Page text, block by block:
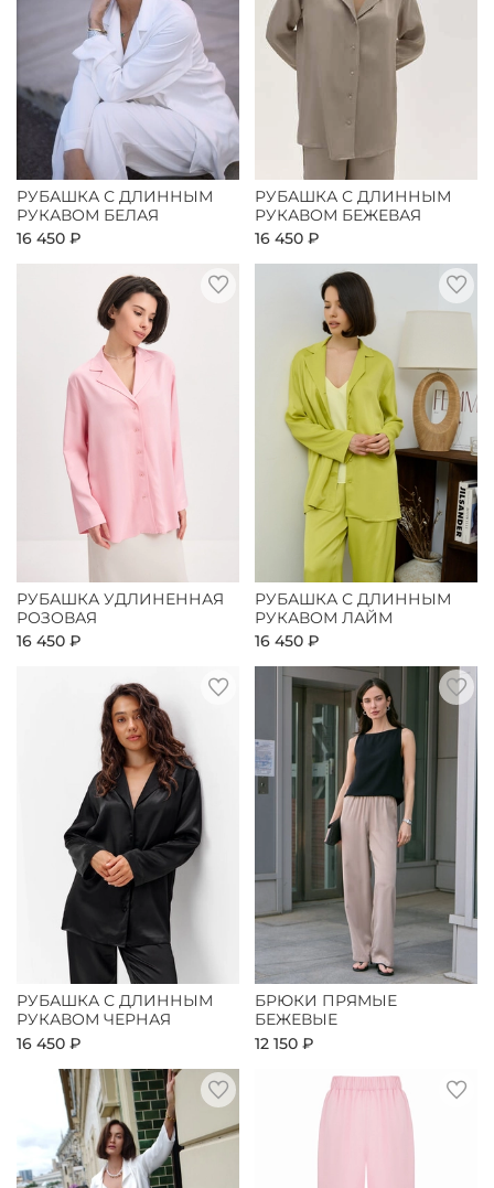
РУБАШКА С ДЛИННЫМ
РУКАВОМ БЕЛАЯ
16 450 ₽
РУБАШКА С ДЛИННЫМ
РУКАВОМ БЕЖЕВАЯ
16 450 ₽
РУБАШКА УДЛИНЕННАЯ
РОЗОВАЯ
16 450 ₽
РУБАШКА С ДЛИННЫМ
РУКАВОМ ЛАЙМ
16 450 ₽
РУБАШКА С ДЛИННЫМ
РУКАВОМ ЧЕРНАЯ
16 450 ₽
БРЮКИ ПРЯМЫЕ
БЕЖЕВЫЕ
12 150 ₽